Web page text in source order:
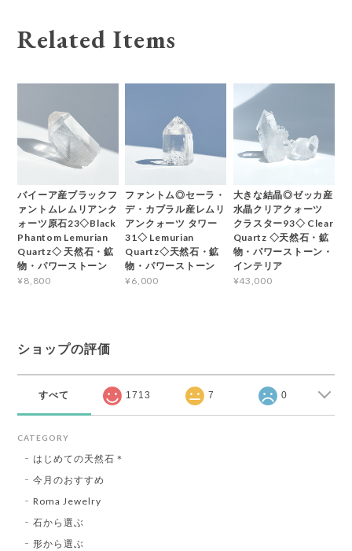
Related Items
バイーア産ブラックフ
ァントムレムリアンク
ォーツ原石23◇Black
Phantom Lemurian
Quartz◇ 天然石・鉱
物・パワーストーン
¥8,800
ファントム◎セーラ・
デ・カブラル産レムリ
アンクォーツ タワー
31◇ Lemurian
Quartz◇天然石・鉱
物・パワーストーン
¥6,000
大きな結晶◎ゼッカ産
水晶クリアクォーツ
クラスター93◇ Clear
Quartz ◇天然石・鉱
物・パワーストーン・
インテリア
¥43,000
ショップの評価
すべて 1713 7 0
CATEGORY
はじめての天然石＊
今月のおすすめ
Roma Jewelry
石から選ぶ
形から選ぶ